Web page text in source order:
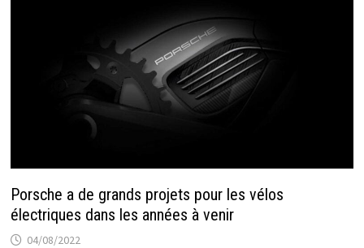
Porsche a de grands projets pour les vélos
électriques dans les années à venir
04/08/2022